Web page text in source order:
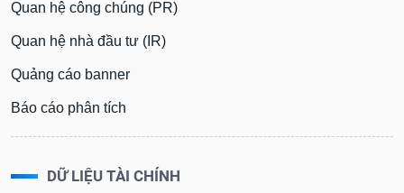
Quan hệ công chúng (PR)
Quan hệ nhà đầu tư (IR)
Quảng cáo banner
Báo cáo phân tích
DỮ LIỆU TÀI CHÍNH